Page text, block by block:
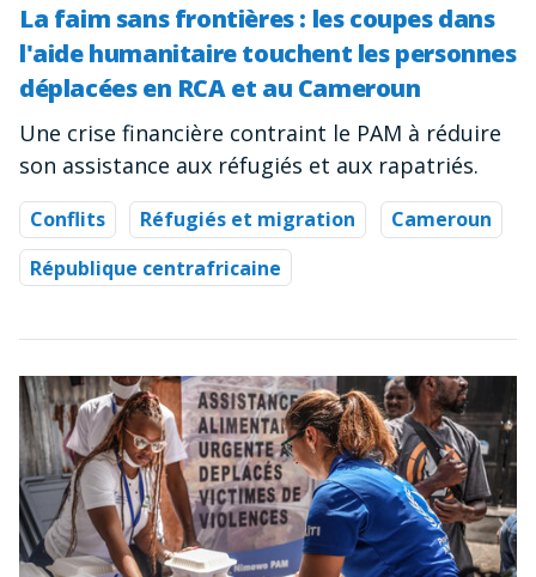
La faim sans frontières : les coupes dans
l'aide humanitaire touchent les personnes
déplacées en RCA et au Cameroun
Une crise financière contraint le PAM à réduire
son assistance aux réfugiés et aux rapatriés.
Conflits Réfugiés et migration
Cameroun
République centrafricaine